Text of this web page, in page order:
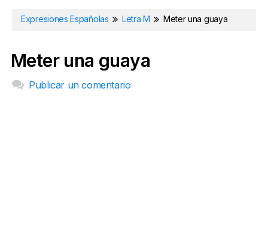
Expresiones Españolas Letra M Meter una guaya
Meter una guaya
Publicar un comentario